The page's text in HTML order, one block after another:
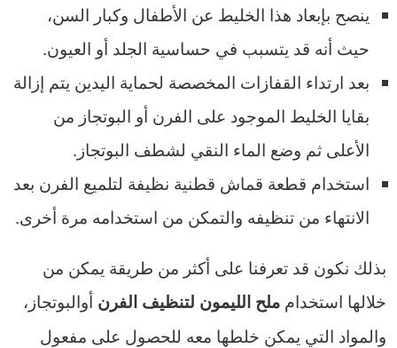
ينصح بإبعاد هذا الخليط عن الأطفال وكبار السن،
حيث أنه قد يتسبب في حساسية الجلد أو العيون.
بعد ارتداء القفازات المخصصة لحماية اليدين يتم إزالة
بقايا الخليط الموجود على الفرن أو البوتجاز من
الأعلى ثم وضع الماء النقي لشطف البوتجاز.
استخدام قطعة قماش قطنية نظيفة لتلميع الفرن بعد
الانتهاء من تنظيفه والتمكن من استخدامه مرة أخرى.
بذلك نكون قد تعرفنا على أكثر من طريقة يمكن من
خلالها استخدام ملح الليمون لتنظيف الفرن أوالبوتجاز،
والمواد التي يمكن خلطها معه للحصول على مفعول